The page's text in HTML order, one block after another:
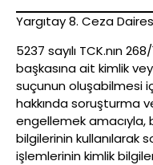
Yargıtay 8. Ceza Dairesi
5237 sayılı TCK.nın
başkasına ait kimlik
suçunun oluşabilmesi
hakkında soruşturma
engellemek amacıyla,
bilgilerinin kullanılarak
işlemlerinin kimlik